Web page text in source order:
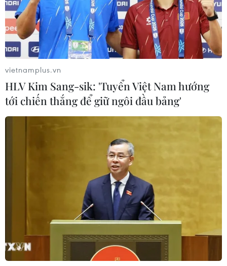
vietnamplus.vn
HLV Kim Sang-sik: 'Tuyển Việt Nam hướng
tới chiến thắng để giữ ngôi đầu bảng'